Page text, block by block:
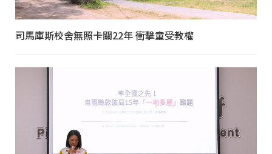
司馬庫斯校舍無照卡關22年 衝擊童受教權